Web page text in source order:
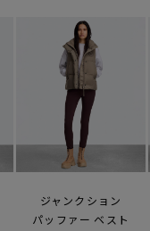
ジャンクション
パッファー ベスト